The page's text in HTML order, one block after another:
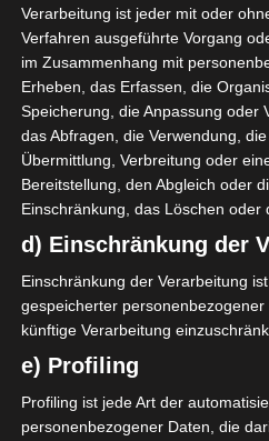
7. Juli 2026 Platzwart
187
Abstieg,AS Soliman,Club
Jeunesse Sportive Kairouanaise
Sportgerichtshof,Stade Tunisien
Nach den neuesten
Soliman eingereichten
in die Ligue 2 nicht im
werden, ein Prozess, der
erstrecken könnte.
Verarbeitung ist jeder mit oder
Verfahren ausgeführte Vorgang
im Zusammenhang mit
Erheben, das Erfassen, die
Speicherung, die Anpassung oder
das Abfragen, die Verwendung,
Übermittlung, Verbreitung oder
Bereitstellung, den Abgleich oder
Einschränkung, das Löschen oder
d) Einschränkung der
Einschränkung der Verarbeitung
gespeicherter
künftige Verarbeitung
e) Profiling
Profiling ist jede Art der
personenbezogener Daten, die